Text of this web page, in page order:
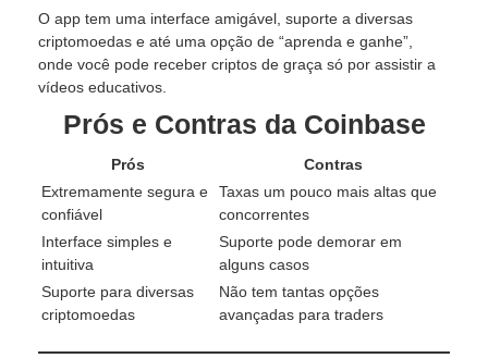
O app tem uma interface amigável, suporte a diversas
criptomoedas e até uma opção de “aprenda e ganhe”,
onde você pode receber criptos de graça só por assistir a
vídeos educativos.
Prós e Contras da Coinbase
Prós
Contras
Extremamente segura e
confiável
Taxas um pouco mais altas que
concorrentes
Interface simples e
intuitiva
Suporte pode demorar em
alguns casos
Suporte para diversas
criptomoedas
Não tem tantas opções
avançadas para traders